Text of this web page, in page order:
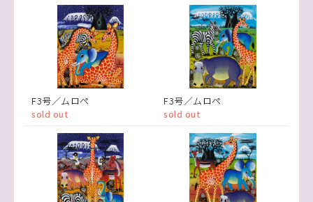
F3号／ムロペ
sold out
F3号／ムロペ
sold out